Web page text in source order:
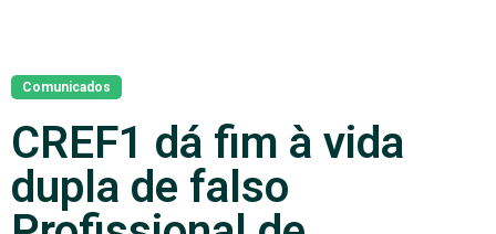
Comunicados
CREF1 dá fim à vida
dupla de falso